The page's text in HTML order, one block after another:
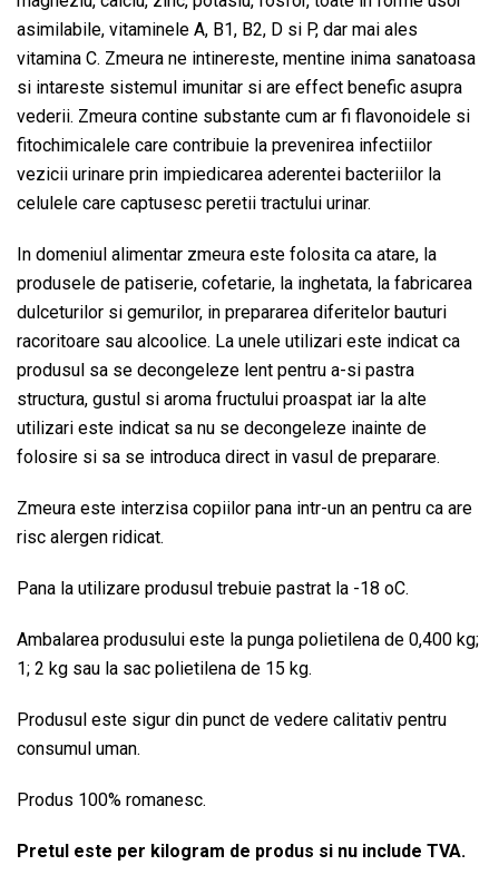
asimilabile, vitaminele A, B1, B2, D si P, dar mai ales
vitamina C. Zmeura ne intinereste, mentine inima sanatoasa
si intareste sistemul imunitar si are effect benefic asupra
vederii. Zmeura contine substante cum ar fi flavonoidele si
fitochimicalele care contribuie la prevenirea infectiilor
vezicii urinare prin impiedicarea aderentei bacteriilor la
celulele care captusesc peretii tractului urinar.
In domeniul alimentar zmeura este folosita ca atare, la
produsele de patiserie, cofetarie, la inghetata, la fabricarea
dulceturilor si gemurilor, in prepararea diferitelor bauturi
racoritoare sau alcoolice. La unele utilizari este indicat ca
produsul sa se decongeleze lent pentru a-si pastra
structura, gustul si aroma fructului proaspat iar la alte
utilizari este indicat sa nu se decongeleze inainte de
folosire si sa se introduca direct in vasul de preparare.
Zmeura este interzisa copiilor pana intr-un an pentru ca are
risc alergen ridicat.
Pana la utilizare produsul trebuie pastrat la -18 oC.
Ambalarea produsului este la punga polietilena de 0,400 kg;
1; 2 kg sau la sac polietilena de 15 kg.
Produsul este sigur din punct de vedere calitativ pentru
consumul uman.
Produs 100% romanesc.
Pretul este per kilogram de produs si nu include TVA.